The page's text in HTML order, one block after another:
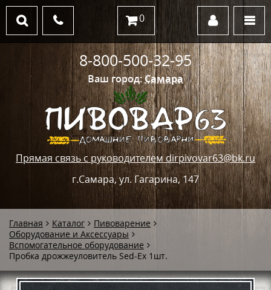
Ваш город:Самара
Прямая связь с руководителем dirpivovar63@bk.ru
г.Самара, ул. Гагарина, 147
8-800-500-32-95
0
Главная Каталог
Пивоварение
Оборудование и Аксессуары
Вспомогательное оборудование
Пробка дрожжеуловитель Sed-Ex 1шт.